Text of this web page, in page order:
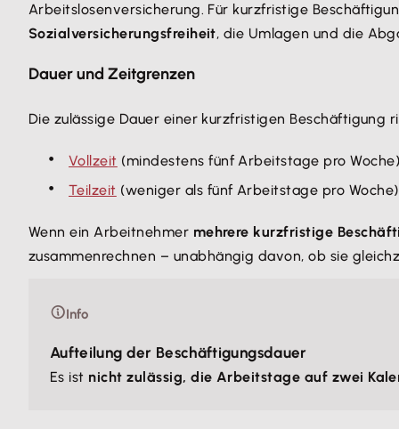
Arbeitslosenversicherung. Für kurzfristige
Sozialversicherungsfreiheit, die Umlagen und die
Dauer und Zeitgrenzen
Die zulässige Dauer einer kurzfristigen
Vollzeit (mindestens fünf Arbeitstage pro
Teilzeit (weniger als fünf Arbeitstage pro
Wenn ein Arbeitnehmer mehrere kurzfristige
zusammenrechnen – unabhängig davon, ob sie
Info
Aufteilung der Beschäftigungsdauer
Es ist nicht zulässig, die Arbeitstage auf zwei